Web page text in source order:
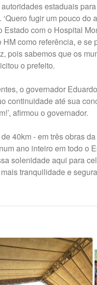
estaduais
fugir um pouco do
com o Hospital
como referência, e se
pois sabemos que os
o prefeito.
o governador
continuidade até sua
afirmou o governador.
40km - em três obras
ano inteiro em todo o
solenidade aqui para
tranquilidade e